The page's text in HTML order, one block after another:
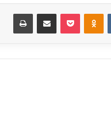
‏VKontakte
Odnoklassniki بوكيت مشاركة عبر البريد طباعة